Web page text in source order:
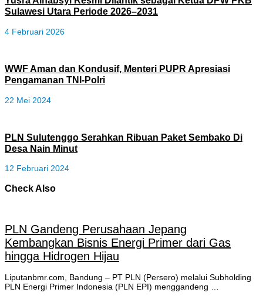
Sulawesi Utara Periode 2026–2031
4 Februari 2026
WWF Aman dan Kondusif, Menteri PUPR Apresiasi
Pengamanan TNI-Polri
22 Mei 2024
PLN Sulutenggo Serahkan Ribuan Paket Sembako Di
Desa Nain Minut
12 Februari 2024
Check Also
PLN Gandeng Perusahaan Jepang
Kembangkan Bisnis Energi Primer dari Gas
hingga Hidrogen Hijau
Liputanbmr.com, Bandung – PT PLN (Persero) melalui Subholding
PLN Energi Primer Indonesia (PLN EPI) menggandeng …